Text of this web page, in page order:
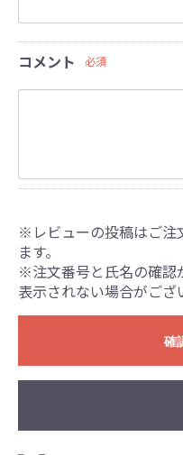
コメント 必須
※レビューの投稿はご注
ます。
※注文番号と氏名の確認
表示されない場合がござ
確